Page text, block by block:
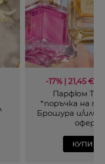
-17% | 21,45 €* /
Парфюм TTA
*поръчка на
Брошура и/или
КУПИ